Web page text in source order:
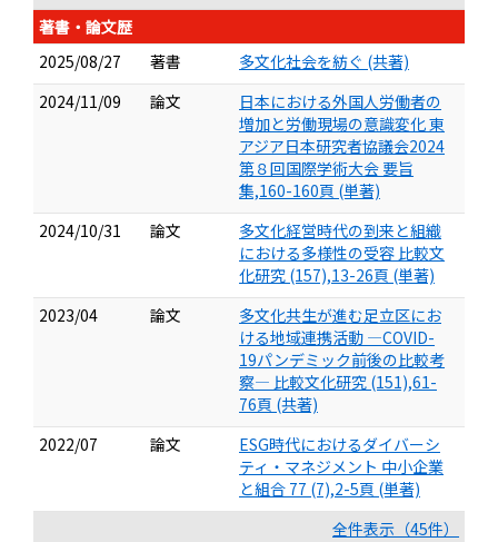
著書・論文歴
2025/08/27
著書
多文化社会を紡ぐ (共著)
2024/11/09
論文
日本における外国人労働者の
増加と労働現場の意識変化 東
アジア日本研究者協議会2024
第８回国際学術大会 要旨
集,160-160頁 (単著)
2024/10/31
論文
多文化経営時代の到来と組織
における多様性の受容 比較文
化研究 (157),13-26頁 (単著)
2023/04
論文
多文化共生が進む足立区にお
ける地域連携活動 ―COVID-
19パンデミック前後の比較考
察― 比較文化研究 (151),61-
76頁 (共著)
2022/07
論文
ESG時代におけるダイバーシ
ティ・マネジメント 中小企業
と組合 77 (7),2-5頁 (単著)
全件表示（45件）